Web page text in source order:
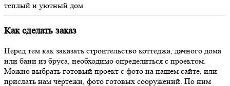
теплый и уютный дом
Как сделать заказ
Перед тем как заказать строительство коттеджа, дачного дома
или бани из бруса, необходимо определиться с проектом.
Можно выбрать готовый проект с фото на нашем сайте, или
прислать нам чертежи, фото готовых сооружений. По ним